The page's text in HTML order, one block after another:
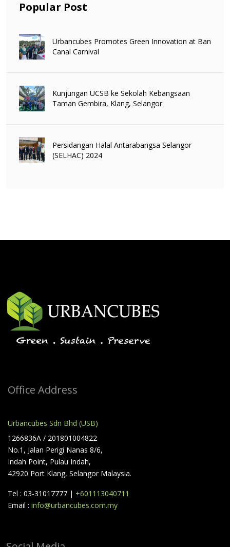
Popular Post
Urbancubes Promotes Green Innovation at Ban
Canal Carnival
Kunjungan UCSB ke Sekolah Kebangsaan
Taman Gembira, Klang, Selangor
Persidangan Halal Antarabangsa Selangor
(SELHAC) 2024
Office Address
Urbancubes Sdn Bhd (USB)
1266836A / 201801004822
No.1, Jalan Perigi Nanas 8/6,
Indah Point, Pulau Indah,
42920 Port Klang, Selangor Malaysia.
Tel : 03-31017777 | +601113040711
Email : info@urbancubes.com.my